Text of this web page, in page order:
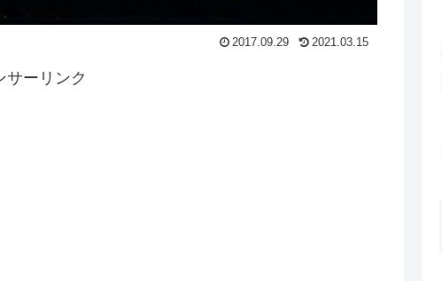
2017.09.29 2021.03.15
サーリンク